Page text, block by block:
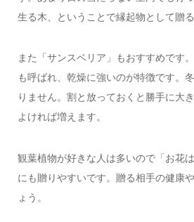
生る木、ということで縁起物として贈る
また「サンスベリア」もおすすめです
も呼ばれ、乾燥に強いのが特徴です。
りません。割と放っておくと勝手に大
よければ増えます。
観葉植物が好きな人は多いので「お花
にも贈りやすいです。贈る相手の健康
ょう。